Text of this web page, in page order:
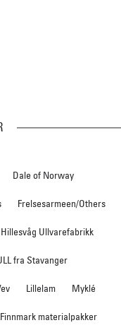
Dale of Norway
Frelsesarmeen/Others
Hillesvåg Ullvarefabrikk
fra Stavanger
Lillelam Myklé
materialpakker